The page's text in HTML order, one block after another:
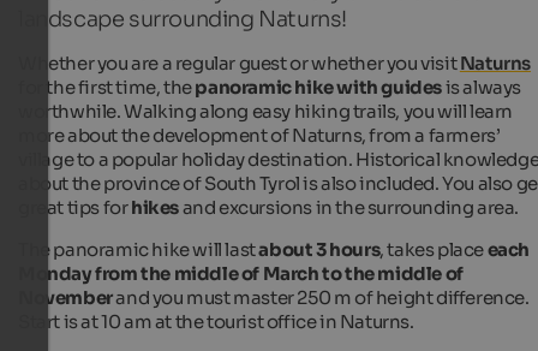
landscape surrounding Naturns!
Whether you are a regular guest or whether you visitNaturns
for the first time, thepanoramic hike with guidesis always
worthwhile. Walking along easy hiking trails, you will learn
more about the development of Naturns, from a farmers’
village to a popular holiday destination. Historical
about the province of South Tyrol is also included. You also
great tips forhikesand excursions in the surrounding area.
The panoramic hike will lastabout 3 hours, takes placeeach
Monday from the middle of March to the middle of
Novemberand you must master 250 m of height difference.
Start is at 10 am at the tourist office in Naturns.